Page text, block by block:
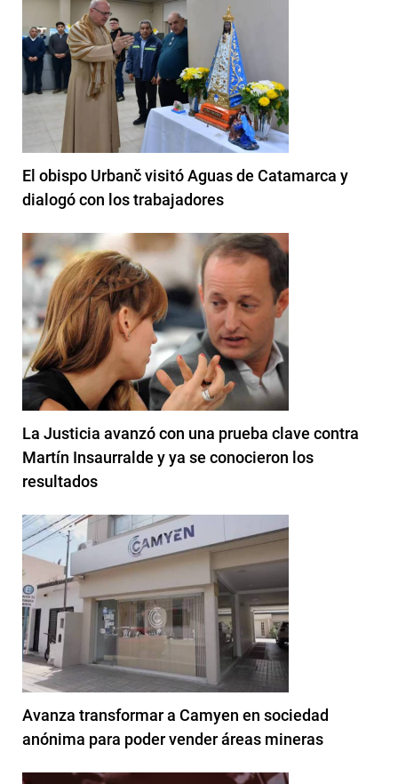
El obispo Urbanč visitó Aguas de Catamarca y
dialogó con los trabajadores
La Justicia avanzó con una prueba clave contra
Martín Insaurralde y ya se conocieron los
resultados
Avanza transformar a Camyen en sociedad
anónima para poder vender áreas mineras